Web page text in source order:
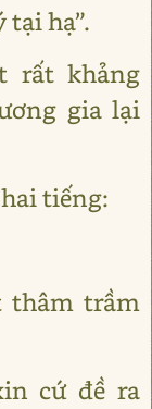
hạ”.
rất khảng
gia lại
tiếng:
thâm trầm
cứ đề ra